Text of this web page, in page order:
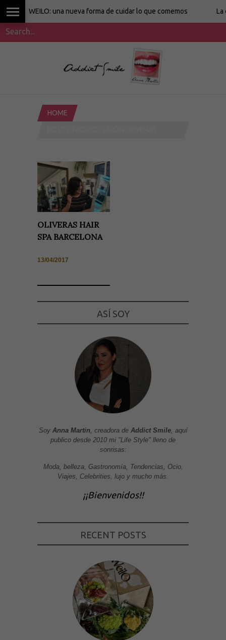
WEILO: una nueva forma de cuidar lo que comemos La
HOME
OLIVERAS HAIR
SPA BARCELONA
13/04/2017
ASÍ SOY
Soy Anna Martin , creadora de Addict Smile, aquí
publico desde 2010 mi "Life Style" lleno de
sonrisas:
Moda, belleza, Gastronomía, Tendencias, Ocio,
Viajes, Celebrities, lujo y mucho más.
¡¡Bienvenidos!!
RECENT POSTS